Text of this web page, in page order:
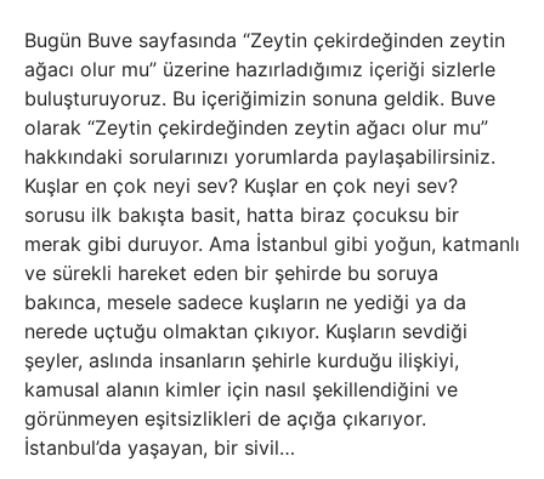
Bugün Buve sayfasında “Zeytin çekirdeğinden zeytin
ağacı olur mu” üzerine hazırladığımız içeriği sizlerle
buluşturuyoruz. Bu içeriğimizin sonuna geldik. Buve
olarak “Zeytin çekirdeğinden zeytin ağacı olur mu”
hakkındaki sorularınızı yorumlarda paylaşabilirsiniz.
Kuşlar en çok neyi sev? Kuşlar en çok neyi sev?
sorusu ilk bakışta basit, hatta biraz çocuksu bir
merak gibi duruyor. Ama İstanbul gibi yoğun, katmanlı
ve sürekli hareket eden bir şehirde bu soruya
bakınca, mesele sadece kuşların ne yediği ya da
nerede uçtuğu olmaktan çıkıyor. Kuşların sevdiği
şeyler, aslında insanların şehirle kurduğu ilişkiyi,
kamusal alanın kimler için nasıl şekillendiğini ve
görünmeyen eşitsizlikleri de açığa çıkarıyor.
İstanbul’da yaşayan, bir sivil…